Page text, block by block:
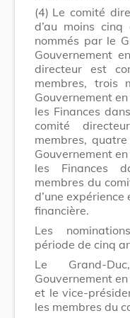
(4) Le comité
d’au moins
nommés par le
Gouvernement
directeur est
membres, trois
Gouvernement
les Finances
comité
membres,
Gouvernement
les Finances
membres du
d’une
financière.
Les
période de cinq
Le Grand-
Gouvernement
et le vice-
les membres du